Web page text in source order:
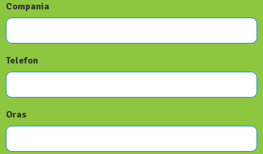
Compania
Telefon
Oras